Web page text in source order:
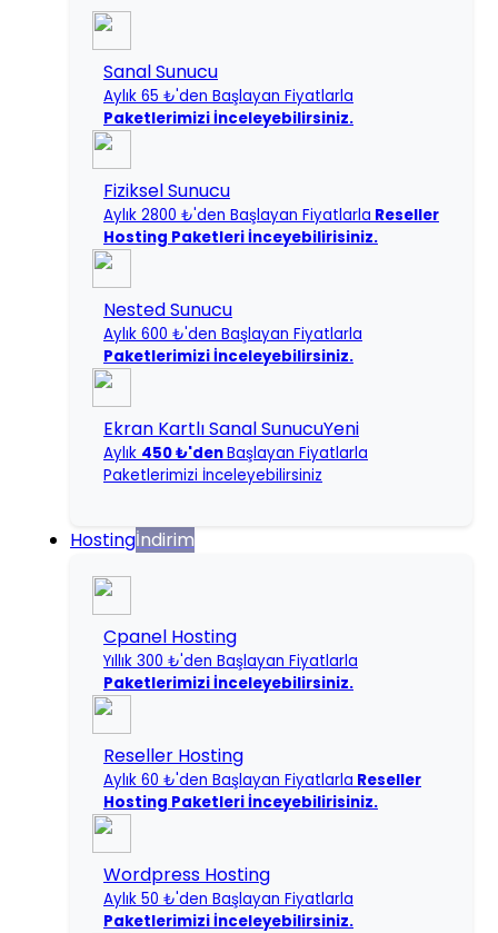
Sanal Sunucu
Aylık 65 ₺'den Başlayan Fiyatlarla
Paketlerimizi İnceleyebilirsiniz.
Fiziksel Sunucu
Aylık 2800 ₺'den Başlayan Fiyatlarla Reseller
Hosting Paketleri İnceyebilirisiniz.
Nested Sunucu
Aylık 600 ₺'den Başlayan Fiyatlarla
Paketlerimizi İnceleyebilirsiniz.
Ekran Kartlı Sanal SunucuYeni
Aylık 450 ₺'denBaşlayan Fiyatlarla
Paketlerimizi İnceleyebilirsiniz
Hostingİndirim
Cpanel Hosting
Yıllık 300 ₺'den Başlayan Fiyatlarla
Paketlerimizi İnceleyebilirsiniz.
Reseller Hosting
Aylık 60 ₺'den Başlayan Fiyatlarla Reseller
Hosting Paketleri İnceyebilirisiniz.
Wordpress Hosting
Aylık 50 ₺'den Başlayan Fiyatlarla
Paketlerimizi İnceleyebilirsiniz.